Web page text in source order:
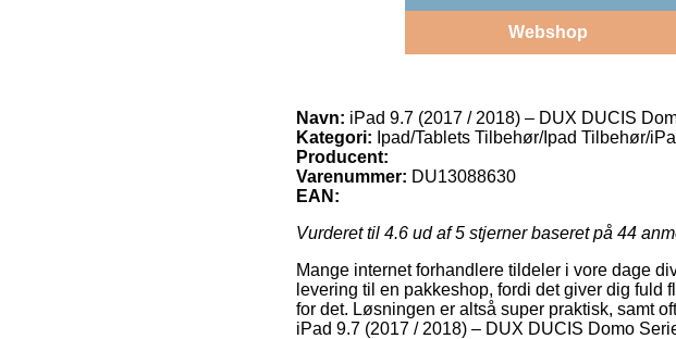
Webshop
Navn: iPad 9.7 (2017 / 2018) – DUX DUCIS
Kategori: Ipad/Tablets Tilbehør/Ipad Tilbehør/
Producent:
Varenummer: DU13088630
EAN:
Vurderet til 4.6 ud af 5 stjerner baseret på 44
Mange internet forhandlere tildeler i vore dage
levering til en pakkeshop, fordi det giver dig
for det. Løsningen er altså super praktisk, samt
iPad 9.7 (2017 / 2018) – DUX DUCIS Domo